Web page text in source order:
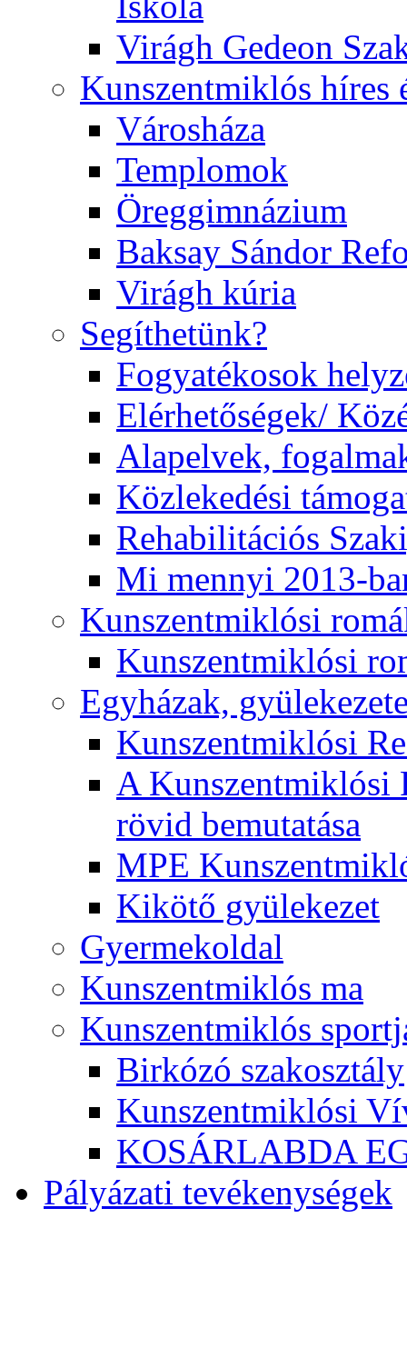
Virágh Gedeon
Kunszentmiklós híres
Városháza
Templomok
Öreggimnázium
Baksay Sándor
Virágh kúria
Segíthetünk?
Fogyatékosok
Elérhetőségek/
Alapelvek,
Közlekedési
Rehabilitációs
Mi mennyi 2013-
Kunszentmiklósi
Kunszentmiklósi
Egyházak,
Kunszentmiklósi
A Kunszentmiklósi
rövid bemutatása
MPE
Kikötő gyülekezet
Gyermekoldal
Kunszentmiklós ma
Kunszentmiklós
Birkózó szakosztály
Kunszentmiklósi
KOSÁRLABDA
Pályázati tevékenységek